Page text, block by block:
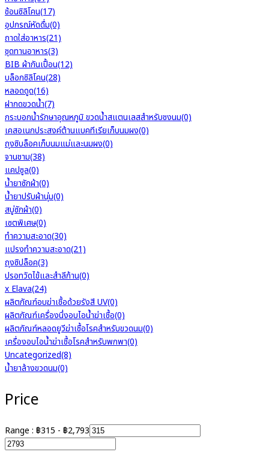
ช้อนซิลิโคน(17)
อุปกรณ์หัดดื่ม(0)
ถาดใส่อาหาร(21)
ชุดทานอาหาร(3)
BIB ผ้ากันเปื้อน(12)
บล็อกซิลิโคน(28)
หลอดดูด(16)
ฝากดขวดน้ำ(7)
กระบอกน้ำรักษาอุณหภูมิ ขวดน้ำสแตนเลสสำหรับชงนม(0)
เคสอเนกประสงค์ต้านแบคทีเรียเก็บนมผง(0)
ถุงซิบล็อคเก็บนมแม่และนมผง(0)
จานชาม(38)
แคปซูล(0)
น้ำยาซักผ้า(0)
น้ำยาปรับผ้านุ่ม(0)
สบู่ซักผ้า(0)
เซตพิเศษ(0)
ทำความสะอาด(30)
แปรงทำความสะอาด(21)
ถุงซิปล็อค(3)
ปรอทวัดไข้และสำลีก้าน(0)
x Elava(24)
ผลิตภัณฑ์อบฆ่าเชื้อด้วยรังสี UV(0)
ผลิตภัณฑ์เครื่องนึ่งอบไอน้ำฆ่าเชื้อ(0)
ผลิตภัณฑ์หลอดยูวีฆ่าเชื้อโรคสำหรับขวดนม(0)
เครื่องอบไอน้ำฆ่าเชื้อโรคสำหรับพกพา(0)
Uncategorized(8)
น้ำยาล้างขวดนม(0)
Price
Range : ฿315 - ฿2,793